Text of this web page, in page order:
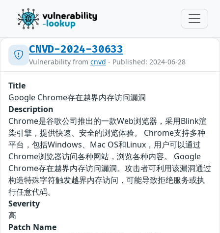
CNVD-2024-30633
Vulnerability from cnvd - Published: 2024-06-28
Title
Google Chrome存在越界内存访问漏洞
Description
Chrome是谷歌公司推出的一款Web浏览器，采用Blink渲
染引擎，提供快速、安全的浏览体验。 Chrome支持多种
平台，包括Windows、Mac OS和Linux，用户可以通过
Chrome浏览器访问各种网站，浏览各种内容。 Google
Chrome存在越界内存访问漏洞。攻击者可利用该漏洞通过
构造特殊字符触发越界内存访问，可能导致拒绝服务或执
行任意代码。
Severity
高
Patch Name